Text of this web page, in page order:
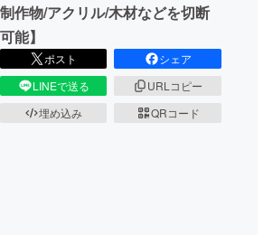
CAMPFIRE for Social Good
制作物/アクリル/木材などを切断
可能】
ポスト
シェア
LINEで送る
URLコピー
埋め込み
QRコード